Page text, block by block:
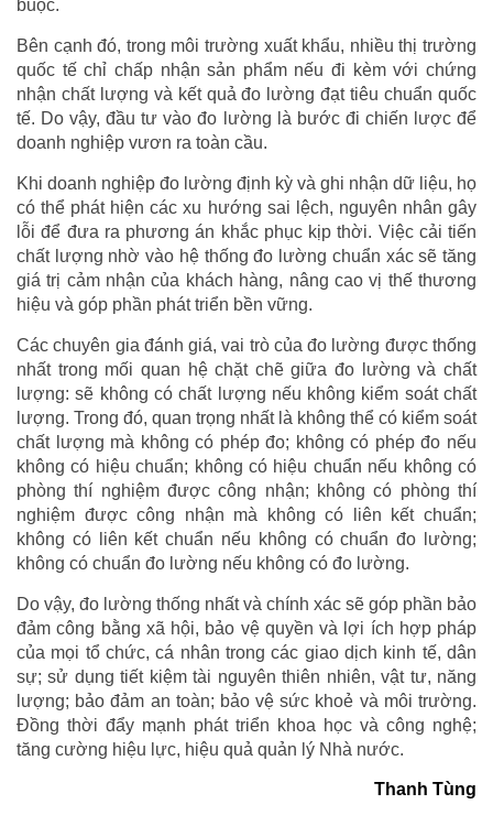
buộc.
Bên cạnh đó, trong môi trường xuất khẩu, nhiều thị trường
quốc tế chỉ chấp nhận sản phẩm nếu đi kèm với chứng
nhận chất lượng và kết quả đo lường đạt tiêu chuẩn quốc
tế. Do vậy, đầu tư vào đo lường là bước đi chiến lược để
doanh nghiệp vươn ra toàn cầu.
Khi doanh nghiệp đo lường định kỳ và ghi nhận dữ liệu, họ
có thể phát hiện các xu hướng sai lệch, nguyên nhân gây
lỗi để đưa ra phương án khắc phục kịp thời. Việc cải tiến
chất lượng nhờ vào hệ thống đo lường chuẩn xác sẽ tăng
giá trị cảm nhận của khách hàng, nâng cao vị thế thương
hiệu và góp phần phát triển bền vững.
Các chuyên gia đánh giá, vai trò của đo lường được thống
nhất trong mối quan hệ chặt chẽ giữa đo lường và chất
lượng: sẽ không có chất lượng nếu không kiểm soát chất
lượng. Trong đó, quan trọng nhất là không thể có kiểm soát
chất lượng mà không có phép đo; không có phép đo nếu
không có hiệu chuẩn; không có hiệu chuẩn nếu không có
phòng thí nghiệm được công nhận; không có phòng thí
nghiệm được công nhận mà không có liên kết chuẩn;
không có liên kết chuẩn nếu không có chuẩn đo lường;
không có chuẩn đo lường nếu không có đo lường.
Do vậy, đo lường thống nhất và chính xác sẽ góp phần bảo
đảm công bằng xã hội, bảo vệ quyền và lợi ích hợp pháp
của mọi tổ chức, cá nhân trong các giao dịch kinh tế, dân
sự; sử dụng tiết kiệm tài nguyên thiên nhiên, vật tư, năng
lượng; bảo đảm an toàn; bảo vệ sức khoẻ và môi trường.
Đồng thời đẩy mạnh phát triển khoa học và công nghệ;
tăng cường hiệu lực, hiệu quả quản lý Nhà nước.
Thanh Tùng